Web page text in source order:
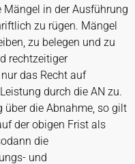
in der Ausführung
zu rügen. Mängel
zu belegen und zu
rechtzeitiger
das Recht auf
durch die AN zu.
über die Abnahme, so gilt
der obigen Frist als
die
und